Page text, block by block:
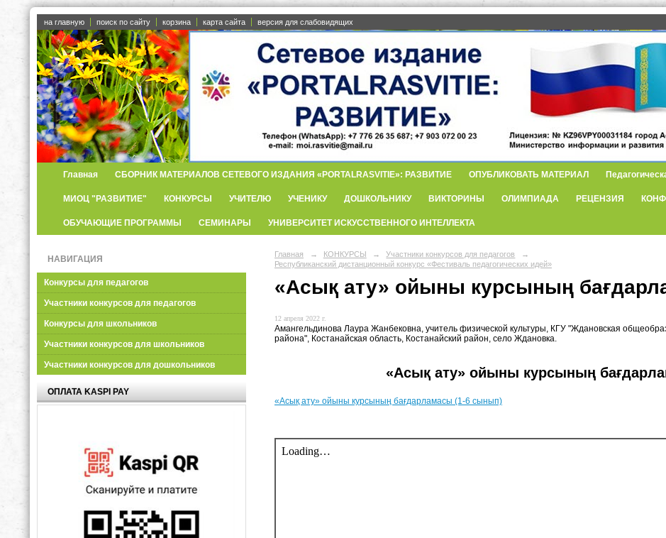
на главную поиск по сайту корзина карта сайта версия для слабовидящих
Главная СБОРНИК МАТЕРИАЛОВ СЕТЕВОГО ИЗДАНИЯ «PORTALRASVITIE»: РАЗВИТИЕ ОПУБЛИКОВАТЬ МАТЕРИАЛ
МИОЦ "РАЗВИТИЕ" КОНКУРСЫ УЧИТЕЛЮ УЧЕНИКУ ДОШКОЛЬНИКУ ВИКТОРИНЫ ОЛИМПИАДА РЕЦЕНЗИЯ
ОБУЧАЮЩИЕ ПРОГРАММЫ СЕМИНАРЫ УНИВЕРСИТЕТ ИСКУССТВЕННОГО ИНТЕЛЛЕКТА
НАВИГАЦИЯ
Конкурсы для педагогов
Участники конкурсов для педагогов
Конкурсы для школьников
Участники конкурсов для школьников
Участники конкурсов для дошкольников
ОПЛАТА KASPI PAY
Главная → КОНКУРСЫ → Участники конкурсов для педагогов
→
Республиканский дистанционный конкурс «Фестиваль педагогических идей»
«Асық ату» ойыны курсының
12 апреля 2022 г.
Амангельдинова Лаура Жанбековна, учитель физической культуры, КГУ "Ждановская
района", Костанайская область, Костанайский район, село Ждановка.
«Асық ату» ойыны курсының
«Асық ату» ойыны курсының бағдарламасы (1-6 сынып)